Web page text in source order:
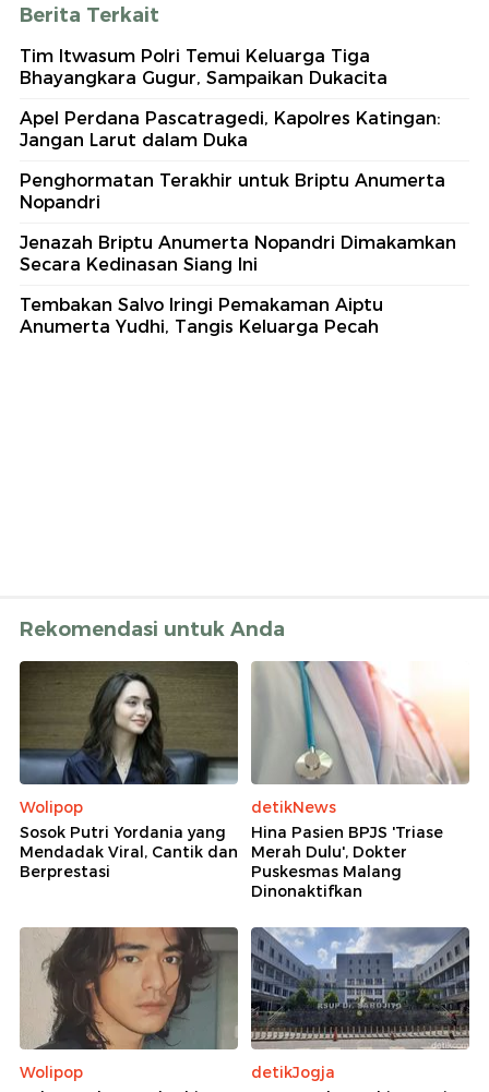
Berita Terkait
Tim Itwasum Polri Temui Keluarga Tiga
Bhayangkara Gugur, Sampaikan Dukacita
Apel Perdana Pascatragedi, Kapolres Katingan:
Jangan Larut dalam Duka
Penghormatan Terakhir untuk Briptu Anumerta
Nopandri
Jenazah Briptu Anumerta Nopandri Dimakamkan
Secara Kedinasan Siang Ini
Tembakan Salvo Iringi Pemakaman Aiptu
Anumerta Yudhi, Tangis Keluarga Pecah
Rekomendasi untuk Anda
Wolipop
Sosok Putri Yordania yang
Mendadak Viral, Cantik dan
Berprestasi
detikNews
Hina Pasien BPJS 'Triase
Merah Dulu', Dokter
Puskesmas Malang
Dinonaktifkan
Wolipop
detikJogja